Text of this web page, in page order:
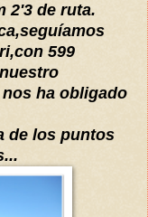
2'3 de ruta.
599
ha obligado
de los puntos